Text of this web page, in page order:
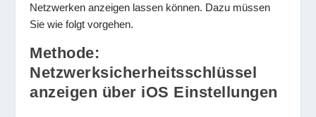
Netzwerken anzeigen lassen können. Dazu müssen
Sie wie folgt vorgehen.
Methode:
Netzwerksicherheitsschlüssel
anzeigen über iOS Einstellungen